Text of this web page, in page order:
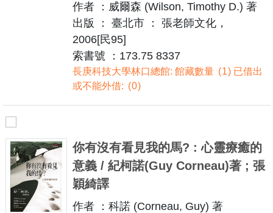
作者 ：威爾森 (Wilson, Timothy D.) 著
出版 ： 臺北市 ： 張老師文化，
2006[民95]
索書號 ：173.75 8337
長庚科技大學林口總館: 館藏數量 1 已借出
或不能外借:
0
你有沒有看見我的馬? : 心靈療癒的
意義 / 紀柯諾(Guy Corneau)著 ; 張
穎綺譯
作者 ：科諾 (Corneau, Guy) 著